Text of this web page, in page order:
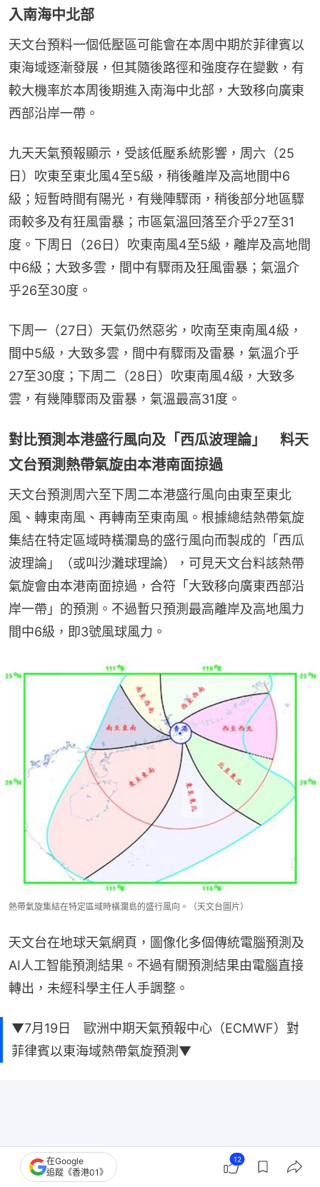
入南海中北部
天文台預料一個低壓區可能會在本周中期於菲律賓以
東海域逐漸發展，但其隨後路徑和強度存在變數，有
較大機率於本周後期進入南海中北部，大致移向廣東
西部沿岸一帶。
九天天氣預報顯示，受該低壓系統影響，周六（25
日）吹東至東北風4至5級，稍後離岸及高地間中6
級；短暫時間有陽光，有幾陣驟雨，稍後部分地區驟
雨較多及有狂風雷暴；市區氣溫回落至介乎27至31
度。下周日（26日）吹東南風4至5級，離岸及高地間
中6級；大致多雲，間中有驟雨及狂風雷暴；氣溫介
乎26至30度。
下周一（27日）天氣仍然惡劣，吹南至東南風4級，
間中5級，大致多雲，間中有驟雨及雷暴，氣溫介乎
27至30度；下周二（28日）吹東南風4級，大致多
雲，有幾陣驟雨及雷暴，氣溫最高31度。
對比預測本港盛行風向及「西瓜波理論」 料天
文台預測熱帶氣旋由本港南面掠過
天文台預測周六至下周二本港盛行風向由東至東北
風、轉東南風、再轉南至東南風。根據總結熱帶氣旋
集結在特定區域時橫瀾島的盛行風向而製成的「西瓜
波理論」（或叫沙灘球理論），可見天文台料該熱帶
氣旋會由本港南面掠過，合符「大致移向廣東西部沿
岸一帶」的預測。不過暫只預測最高離岸及高地風力
間中6級，即3號風球風力。
熱帶氣旋集結在特定區域時橫瀾島的盛行風向。（天文台圖片）
天文台在地球天氣網頁，圖像化多個傳統電腦預測及
AI人工智能預測結果。不過有關預測結果由電腦直接
轉出，未經科學主任人手調整。
▼7月19日 歐洲中期天氣預報中心（ECMWF）對
菲律賓以東海域熱帶氣旋預測▼
在Google
追蹤《香港01》
12